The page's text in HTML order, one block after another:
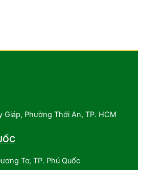
Phường Thới An, TP. HCM
Tơ, TP. Phú Quốc